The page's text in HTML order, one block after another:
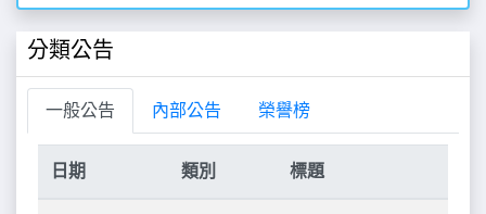
分類公告
一般公告 內部公告 榮譽榜
日期 類別 標題